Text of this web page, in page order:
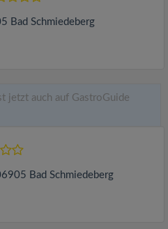
Bad Schmiedeberg
jetzt auch auf GastroGuide
Bad Schmiedeberg